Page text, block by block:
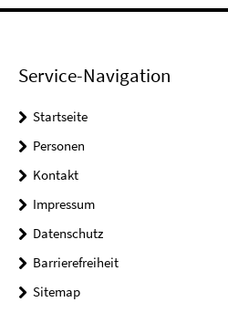
Service-Navigation
Startseite
Personen
Kontakt
Impressum
Datenschutz
Barrierefreiheit
Sitemap